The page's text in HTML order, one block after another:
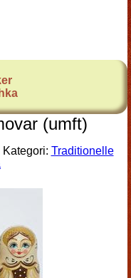
(umft)
Kategori: Traditionelle